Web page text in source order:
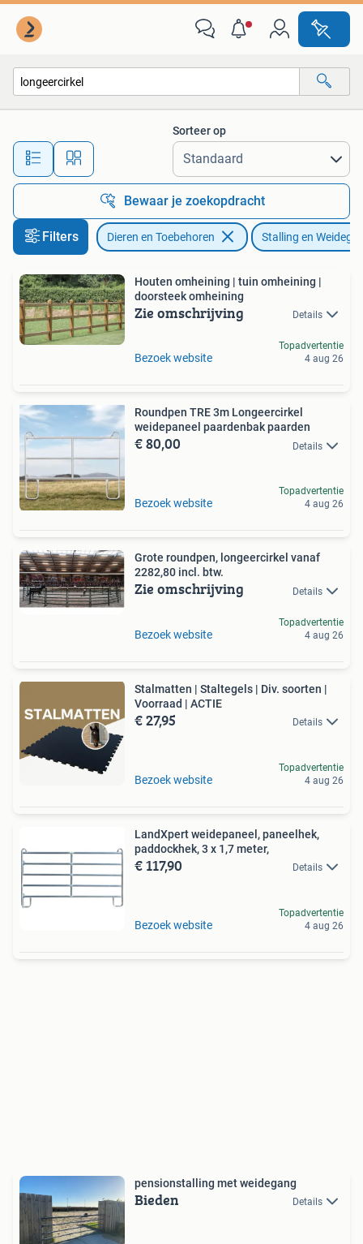
Alle afstanden…
Sorteer op
Bewaar je zoekopdracht
Filters Dieren en Toebehoren Stalling en
Houten omheining | tuin omheining |
doorsteek omheining
Zie omschrijving Details
Bezoek website
Topadvertentie
4 aug 26
Roundpen TRE 3m Longeercirkel
weidepaneel paardenbak paarden
€ 80,00 Details
Bezoek website
Topadvertentie
4 aug 26
Grote roundpen, longeercirkel vanaf
2282,80 incl. btw.
Zie omschrijving Details
Bezoek website
Topadvertentie
4 aug 26
Stalmatten | Staltegels | Div. soorten |
Voorraad | ACTIE
€ 27,95 Details
Bezoek website
Topadvertentie
4 aug 26
LandXpert weidepaneel, paneelhek,
paddockhek, 3 x 1,7 meter,
€ 117,90 Details
Bezoek website
Topadvertentie
4 aug 26
pensionstalling met weidegang
Bieden Details